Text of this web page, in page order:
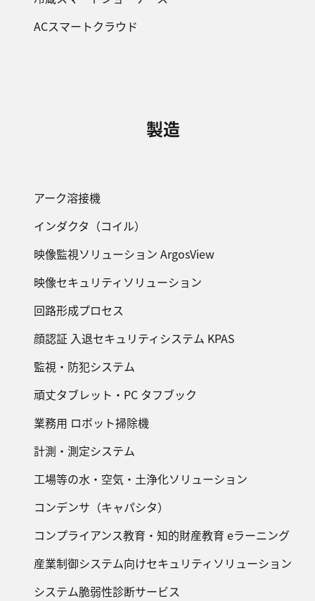
ACスマートクラウド
製造
アーク溶接機
インダクタ（コイル）
映像監視ソリューション ArgosView
映像セキュリティソリューション
回路形成プロセス
顔認証 入退セキュリティシステム KPAS
監視・防犯システム
頑丈タブレット・PC タフブック
業務用 ロボット掃除機
計測・測定システム
工場等の水・空気・土浄化ソリューション
コンデンサ（キャパシタ）
コンプライアンス教育・知的財産教育 eラーニング
産業制御システム向けセキュリティソリューション
システム脆弱性診断サービス